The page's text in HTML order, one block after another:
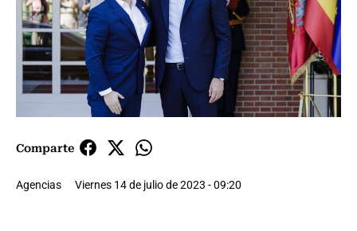
Comparte
Agencias Viernes 14 de julio de 2023 - 09:20